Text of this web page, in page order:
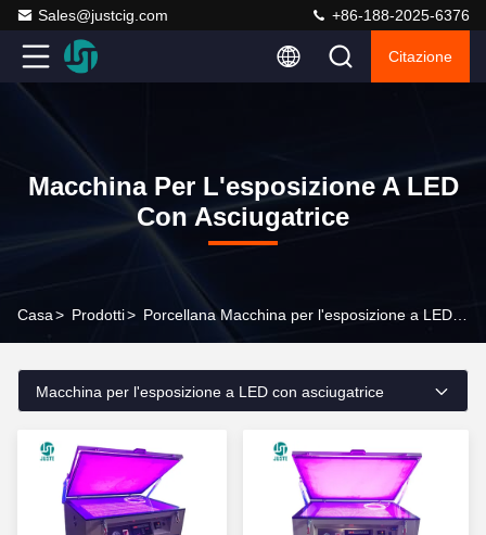
Sales@justcig.com +86-188-2025-6376
Citazione
Macchina Per L'esposizione A LED
Con Asciugatrice
Casa> Prodotti>
Macchina per l'esposizione a LED con asciugatrice